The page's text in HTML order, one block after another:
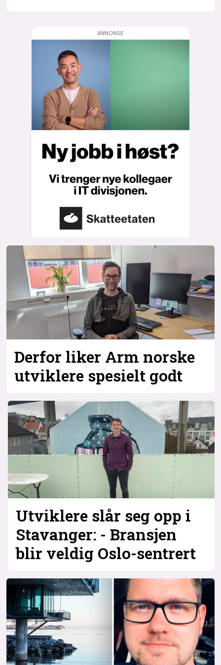
Derfor liker Arm norske
utviklere spesielt godt
Utviklere slår seg opp i
Stavanger: - Bransjen
blir veldig Oslo-sentrert
mørk modus
nyhetsbrev
kode24-klubben
LinkedIn
Bluesky
Facebook
annonsepriser
annonseguide
suksesshistorier
Bli firmapartner